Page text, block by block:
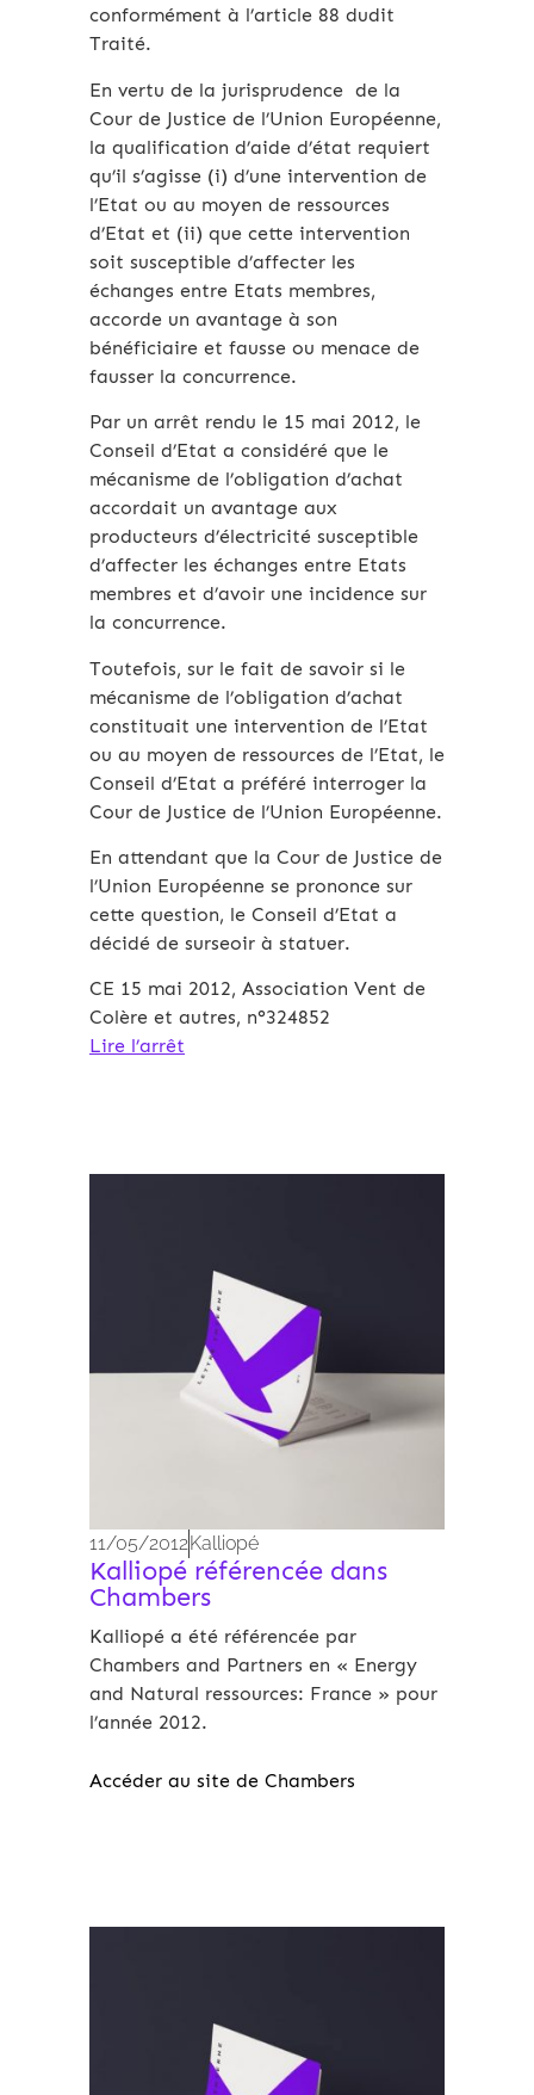
conformément à l’article 88 dudit
Traité.
En vertu de la jurisprudence de la
Cour de Justice de l’Union Européenne,
la qualification d’aide d’état requiert
qu’il s’agisse (i) d’une intervention de
l’Etat ou au moyen de ressources
d’Etat et (ii) que cette intervention
soit susceptible d’affecter les
échanges entre Etats membres,
accorde un avantage à son
bénéficiaire et fausse ou menace de
fausser la concurrence.
Par un arrêt rendu le 15 mai 2012, le
Conseil d’Etat a considéré que le
mécanisme de l’obligation d’achat
accordait un avantage aux
producteurs d’électricité susceptible
d’affecter les échanges entre Etats
membres et d’avoir une incidence sur
la concurrence.
Toutefois, sur le fait de savoir si le
mécanisme de l’obligation d’achat
constituait une intervention de l’Etat
ou au moyen de ressources de l’Etat, le
Conseil d’Etat a préféré interroger la
Cour de Justice de l’Union Européenne.
En attendant que la Cour de Justice de
l’Union Européenne se prononce sur
cette question, le Conseil d’Etat a
décidé de surseoir à statuer.
CE 15 mai 2012, Association Vent de
Colère et autres, n°324852
Lire l’arrêt
11/05/2012Kalliopé
Kalliopé référencée dans
Chambers
Kalliopé a été référencée par
Chambers and Partners en « Energy
and Natural ressources: France » pour
l’année 2012.
Accéder au site de Chambers